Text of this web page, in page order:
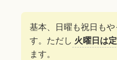
基本、日曜も祝日もや
す。ただし 火曜日は
ます。